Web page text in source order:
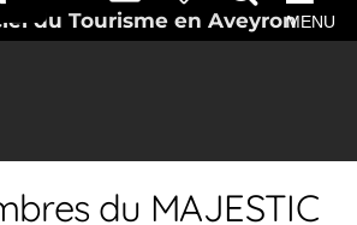
du Tourisme en AveyronMENU
du MAJESTIC